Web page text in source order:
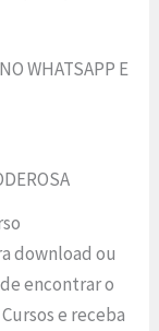
WHATSAPP E
download ou
encontrar o
e receba